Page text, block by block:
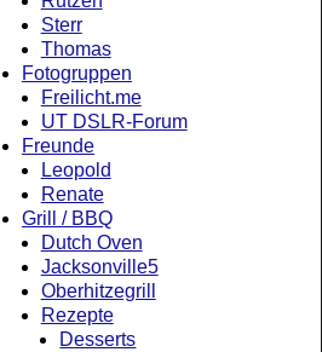
Sterr
Thomas
Fotogruppen
Freilicht.me
UT DSLR-Forum
Freunde
Leopold
Renate
Grill / BBQ
Dutch Oven
Jacksonville5
Oberhitzegrill
Rezepte
Desserts